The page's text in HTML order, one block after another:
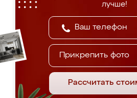
лучше!
Прикрепить фото
Рассчитать